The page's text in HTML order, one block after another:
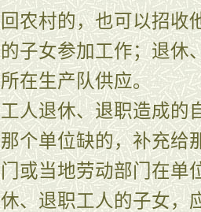
回农村的，也可以招收
的子女参加工作；退休
所在生产队供应。
工人退休、退职造成的
那个单位缺的，补充给
门或当地劳动部门在单
休、退职工人的子女，